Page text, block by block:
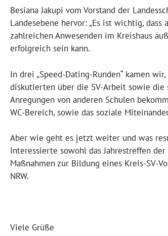
Besiana Jakupi vom Vorstand der
Landesebene hervor: „Es ist wichtig,
zahlreichen Anwesenden im Kreishaus
erfolgreich sein kann.
In drei „Speed-Dating-Runden“ kamen
diskutierten über die SV-Arbeit sowie die
Anregungen von anderen Schulen
WC-Bereich, sowie das soziale
Aber wie geht es jetzt weiter und was
Interessierte sowohl das Jahrestreffen
Maßnahmen zur Bildung eines Kreis-SV-
NRW.
Viele Grüße